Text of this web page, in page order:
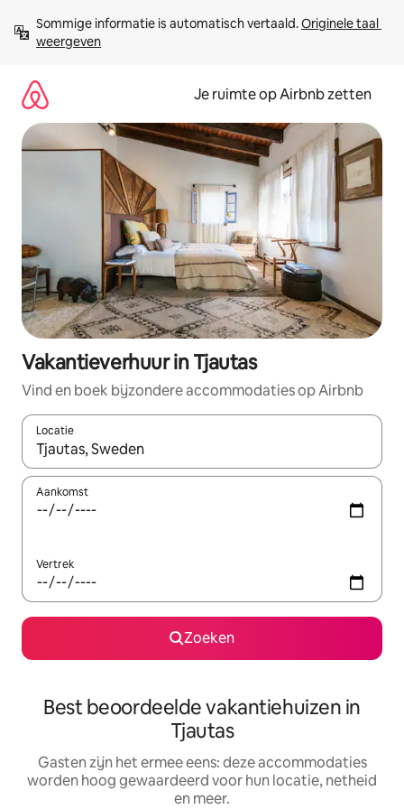
direct
naar
Sommige informatie is automatisch vertaald. Originele taal
weergeven
Je ruimte op Airbnb zetten
Vakantieverhuur in Tjautas
Vind en boek bijzondere accommodaties op Airbnb
Locatie
Wanneer er suggesties beschikbaar zijn, maak je een keuze
Aankomst
Vertrek
Zoeken
Best beoordeelde vakantiehuizen in
Tjautas
Gasten zijn het ermee eens: deze accommodaties
worden hoog gewaardeerd voor hun locatie, netheid
en meer.